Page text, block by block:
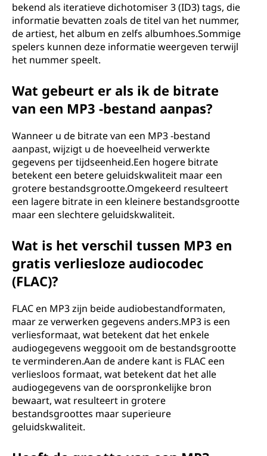
bekend als iteratieve dichotomiser 3 (ID3) tags, die
informatie bevatten zoals de titel van het nummer,
de artiest, het album en zelfs albumhoes.Sommige
spelers kunnen deze informatie weergeven terwijl
het nummer speelt.
Wat gebeurt er als ik de bitrate
van een MP3 -bestand aanpas?
Wanneer u de bitrate van een MP3 -bestand
aanpast, wijzigt u de hoeveelheid verwerkte
gegevens per tijdseenheid.Een hogere bitrate
betekent een betere geluidskwaliteit maar een
grotere bestandsgrootte.Omgekeerd resulteert
een lagere bitrate in een kleinere bestandsgrootte
maar een slechtere geluidskwaliteit.
Wat is het verschil tussen MP3 en
gratis verliesloze audiocodec
(FLAC)?
FLAC en MP3 zijn beide audiobestandformaten,
maar ze verwerken gegevens anders.MP3 is een
verliesformaat, wat betekent dat het enkele
audiogegevens weggooit om de bestandsgrootte
te verminderen.Aan de andere kant is FLAC een
verliesloos formaat, wat betekent dat het alle
audiogegevens van de oorspronkelijke bron
bewaart, wat resulteert in grotere
bestandsgroottes maar superieure
geluidskwaliteit.